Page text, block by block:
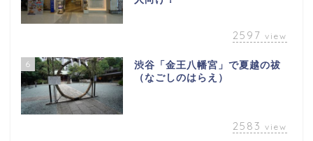
2597 view
6
渋谷「金王八幡宮」で夏越の祓
（なごしのはらえ）
2583 view